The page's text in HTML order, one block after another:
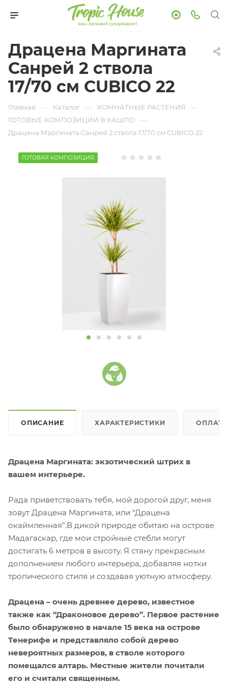
Драцена Маргината
Санрей 2 ствола
17/70 см CUBICO 22
Главная — Каталог — КОМНАТНЫЕ РАСТЕНИЯ —
ГОТОВЫЕ КОМПОЗИЦИИ В КАШПО —
Драцена Маргината Санрей 2 ствола 17/70 см CUBICO 22
ГОТОВАЯ КОМПОЗИЦИЯ
ОПИСАНИЕ ХАРАКТЕРИСТИКИ
Драцена Маргината: экзотический штрих в
вашем интерьере.
Рада приветствовать тебя, мой дорогой друг, меня
зовут Драцена Маргината, или “Драцена
окаймленная”.В дикой природе обитаю на острове
Мадагаскар, где мои стройные стебли могут
достигать 6 метров в высоту. Я стану прекрасным
дополнением любого интерьера, добавляя нотки
тропического стиля и создавая уютную атмосферу.
Драцена – очень древнее дерево, известное
также как “Драконовое дерево”. Первое растение
было обнаружено в начале 15 века на острове
Тенерифе и представляло собой дерево
невероятных размеров, в стволе которого
помещался алтарь. Местные жители почитали
его и считали священным.